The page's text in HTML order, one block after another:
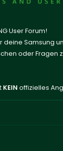
User Forum!
deine Samsung
oder Fragen
KEIN offizielles